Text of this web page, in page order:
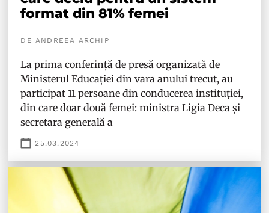
format din 81% femei
DE ANDREEA ARCHIP
La prima conferință de presă organizată de
Ministerul Educației din vara anului trecut, au
participat 11 persoane din conducerea instituției,
din care doar două femei: ministra Ligia Deca și
secretara generală a
25.03.2024